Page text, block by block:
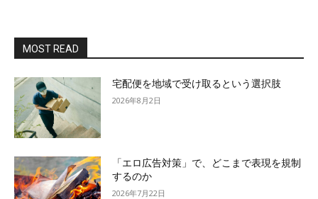
MOST READ
宅配便を地域で受け取るという選択肢
2026年8月2日
「エロ広告対策」で、どこまで表現を規制
するのか
2026年7月22日